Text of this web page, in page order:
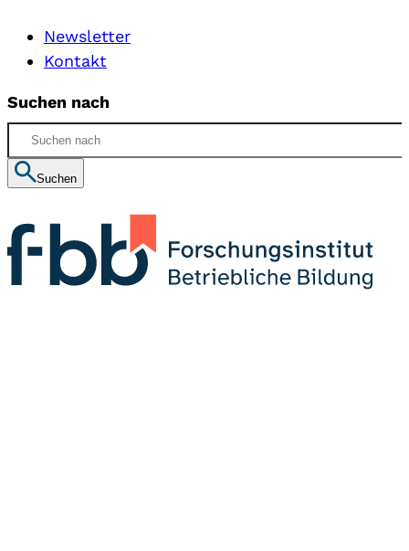
Newsletter
Kontakt
Suchen nach
Suchen